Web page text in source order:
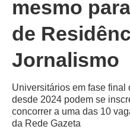
mesmo
de
Jornalismo
Universitários em fase final
desde 2024 podem se
concorrer a uma das 10
da Rede Gazeta